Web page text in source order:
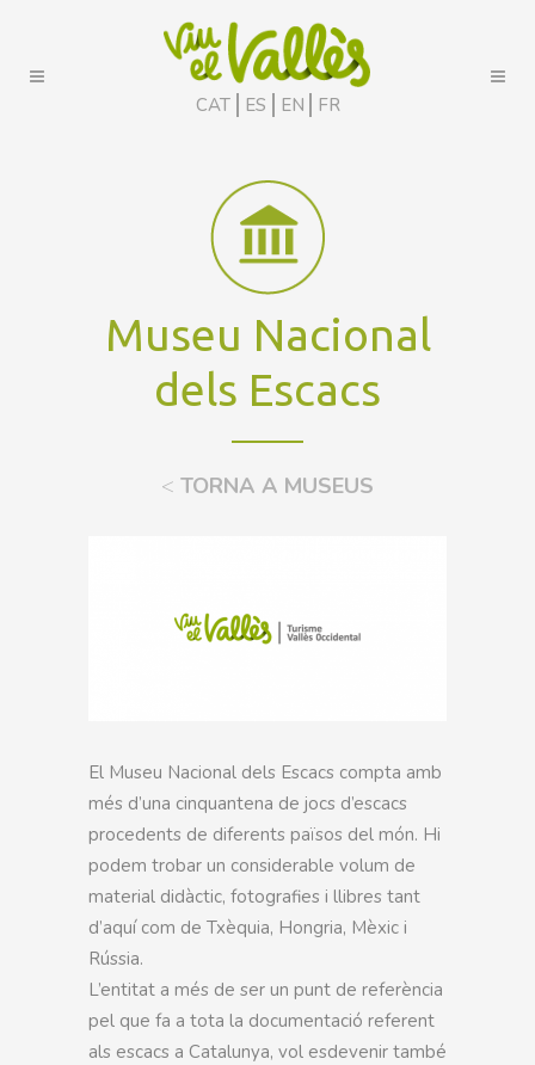
CAT ES EN FR
Museu Nacional
dels Escacs
< TORNA A MUSEUS
El Museu Nacional dels Escacs compta amb
més d’una cinquantena de jocs d’escacs
procedents de diferents països del món. Hi
podem trobar un considerable volum de
material didàctic, fotografies i llibres tant
d’aquí com de Txèquia, Hongria, Mèxic i
Rússia.
L’entitat a més de ser un punt de referència
pel que fa a tota la documentació referent
als escacs a Catalunya, vol esdevenir també